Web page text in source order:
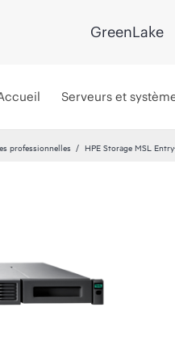
GreenLake
Serveurs et
professionnelles HPE Storage MSL